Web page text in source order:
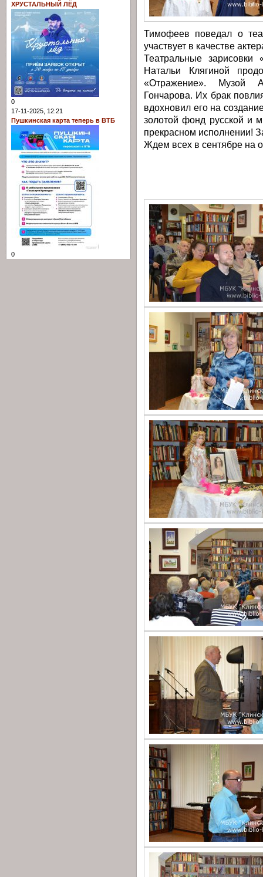
Тимофеев поведал о
участвует в качестве
Театральные
Натальи Клягиной
«Отражение». Музой
Гончарова. Их брак
вдохновил его на
золотой фонд русской и
прекрасном исполнении!
Ждем всех в сентябре на
ХРУСТАЛЬНЫЙ ЛЁД
0
17-11-2025, 12:21
Пушкинская карта теперь в ВТБ
0